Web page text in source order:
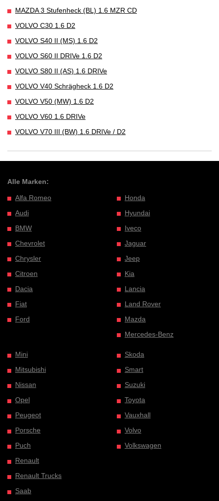
MAZDA 3 Stufenheck (BL) 1.6 MZR CD
VOLVO C30 1.6 D2
VOLVO S40 II (MS) 1.6 D2
VOLVO S60 II DRIVe 1.6 D2
VOLVO S80 II (AS) 1.6 DRIVe
VOLVO V40 Schrägheck 1.6 D2
VOLVO V50 (MW) 1.6 D2
VOLVO V60 1.6 DRIVe
VOLVO V70 III (BW) 1.6 DRIVe / D2
Alle Marken:
Alfa Romeo
Audi
BMW
Chevrolet
Chrysler
Citroen
Dacia
Fiat
Ford
Honda
Hyundai
Iveco
Jaguar
Jeep
Kia
Lancia
Land Rover
Mazda
Mercedes-Benz
Mini
Mitsubishi
Nissan
Opel
Peugeot
Porsche
Puch
Renault
Renault Trucks
Saab
Skoda
Smart
Suzuki
Toyota
Vauxhall
Volvo
Volkswagen